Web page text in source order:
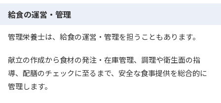
給食の運営・管理
管理栄養士は、給食の運営・管理を担うこともあります。
献立の作成から食材の発注・在庫管理、調理や衛生面の指
導、配膳のチェックに至るまで、安全な食事提供を総合的に
管理します。